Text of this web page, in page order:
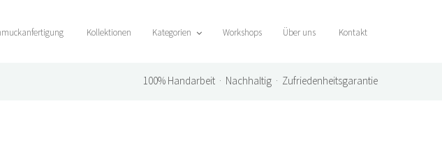
Kollektionen Kategorien Workshops Über uns Kontakt
100% Handarbeit · Nachhaltig · Zufriedenheitsgarantie